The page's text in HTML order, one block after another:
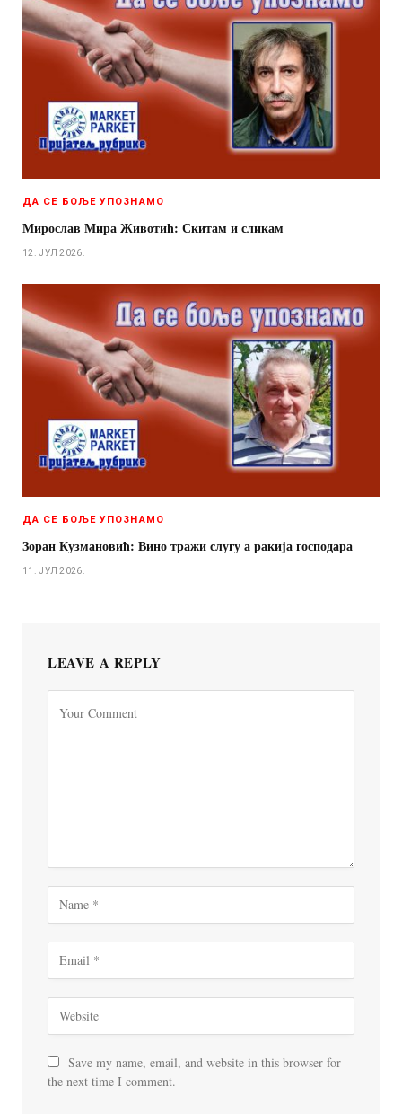
ДА СЕ БОЉЕ УПОЗНАМО
Мирослав Мира Животић: Скитам и сликам
12. ЈУЛ 2026.
ДА СЕ БОЉЕ УПОЗНАМО
Зоран Кузмановић: Вино тражи слугу а ракија господара
11. ЈУЛ 2026.
LEAVE A REPLY
Save my name, email, and website in this browser for
the next time I comment.